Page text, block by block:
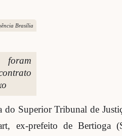
Brasília
do Superior Tribunal de
ex-prefeito de Bertioga